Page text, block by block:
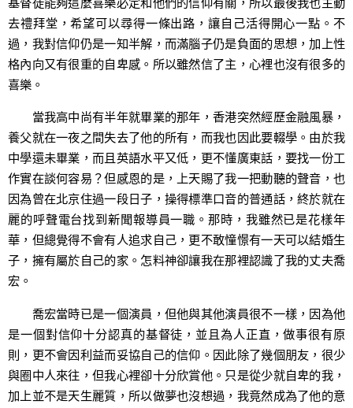
去禮拜堂，希望可以尋得一條出路，讓自己活得開心一點。不
過，我對信仰仍是一知半解，而滿腦子仍是負面的思想，加上性
格內向又有很重的自卑感。所以雖然信了主，心裡也沒有很多的
喜樂。
當我高中尚有半年就畢業的那年，香港突然經歷金融風暴，
養父就在一夜之間失去了他的所有，而我也因此要輟學。由於我
中學還未畢業，而且英語水平又低，更不懂廣東話，要找一份工
作實在談何容易？但感恩的是，上天賜了我一把動聽的聲音，也
因為曾在北京住過一段日子，操得標準口音的普通話，終於就在
麗的呼聲電台找到新聞報導員一職。那時，我雖然已是花樣年
華，但總覺得不會有人追求自己，更不敢憧憬有一天可以結婚生
子，擁有屬於自己的家。怎料神卻讓我在那裡認識了我的丈夫喬
宏。
喬宏當時已是一個演員，但他與其他演員很不一樣，因為他
是一個對信仰十分認真的基督徒，並且為人正直，做事很有原
則，更不會因利益而妥協自己的信仰。因此除了幾個朋友，很少
與圈中人來往，但我心裡卻十分欣賞他。只是從少就自卑的我，
加上並不是天生麗質，所以做夢也沒想過，我竟然成為了他的意